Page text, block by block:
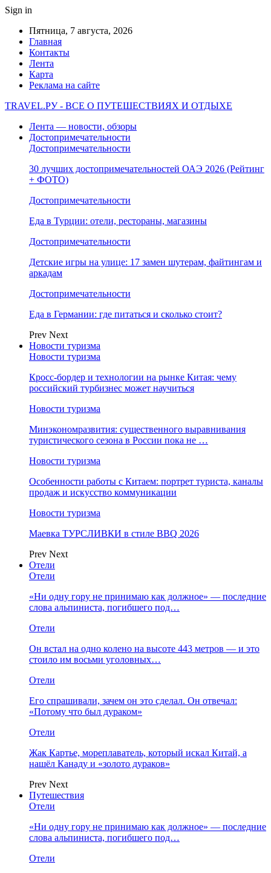
Sign in
Пятница, 7 августа, 2026
Главная
Контакты
Лента
Карта
Реклама на сайте
TRAVEL.РУ - ВСЕ О ПУТЕШЕСТВИЯХ И ОТДЫХЕ
Лента — новости, обзоры
Достопримечательности
Достопримечательности
30 лучших достопримечательностей ОАЭ 2026 (Рейтинг
+ ФОТО)
Достопримечательности
Еда в Турции: отели, рестораны, магазины
Достопримечательности
Детские игры на улице: 17 замен шутерам, файтингам и
аркадам
Достопримечательности
Еда в Германии: где питаться и сколько стоит?
Prev Next
Новости туризма
Новости туризма
Кросс-бордер и технологии на рынке Китая: чему
российский турбизнес может научиться
Новости туризма
Минэкономразвития: существенного выравнивания
туристического сезона в России пока не …
Новости туризма
Особенности работы с Китаем: портрет туриста, каналы
продаж и искусство коммуникации
Новости туризма
Маевка ТУРСЛИВКИ в стиле BBQ 2026
Prev Next
Отели
Отели
«Ни одну гору не принимаю как должное» — последние
слова альпиниста, погибшего под…
Отели
Он встал на одно колено на высоте 443 метров — и это
стоило им восьми уголовных…
Отели
Его спрашивали, зачем он это сделал. Он отвечал:
«Потому что был дураком»
Отели
Жак Картье, мореплаватель, который искал Китай, а
нашёл Канаду и «золото дураков»
Prev Next
Путешествия
Отели
«Ни одну гору не принимаю как должное» — последние
слова альпиниста, погибшего под…
Отели